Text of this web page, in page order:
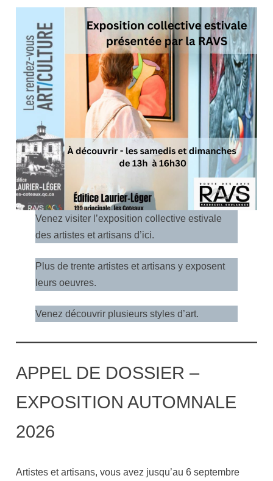
Venez visiter l’exposition collective estivale
des artistes et artisans d’ici.
Plus de trente artistes et artisans y exposent
leurs oeuvres.
Venez découvrir plusieurs styles d’art.
APPEL DE DOSSIER –
EXPOSITION AUTOMNALE
2026
Artistes et artisans, vous avez jusqu’au 6 septembre